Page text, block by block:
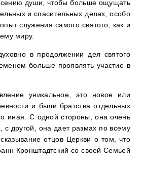
души, чтобы больше ощущать
и спасительных делах, особо
служения самого святого, как и
миру.
в продолжении дел святого
больше проявлять участие в
уникальное, это новое или
и были братства отдельных
иная. С одной стороны, она очень
с другой, она дает размах по всему
отцов Церкви о том, что
Кронштадтский со своей Семьей